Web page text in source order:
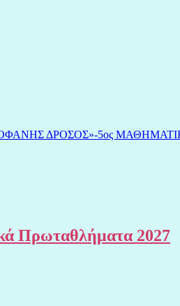
ΔΡΟΣΟΣ»-5ος
Πρωταθλήματα 2027